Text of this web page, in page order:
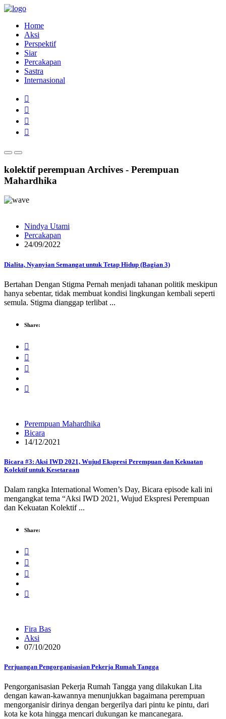
Home
Aksi
Perspektif
Siar
Percakapan
Sastra
Internasional
kolektif perempuan Archives - Perempuan
Mahardhika
Nindya Utami
Percakapan
24/09/2022
Dialita, Nyanyian Semangat untuk Tetap Hidup (Bagian 3)
Bertahan Dengan Stigma Pernah menjadi tahanan politik meskipun
hanya sebentar, tidak membuat kondisi lingkungan kembali seperti
semula. Stigma dianggap terlibat ...
Share:
Perempuan Mahardhika
Bicara
14/12/2021
Bicara #3: Aksi IWD 2021, Wujud Ekspresi Perempuan dan Kekuatan
Kolektif untuk Kesetaraan
Dalam rangka International Women’s Day, Bicara episode kali ini
mengangkat tema “Aksi IWD 2021, Wujud Ekspresi Perempuan
dan Kekuatan Kolektif ...
Share:
Fira Bas
Aksi
07/10/2020
Perjuangan Pengorganisasian Pekerja Rumah Tangga
Pengorganisasian Pekerja Rumah Tangga yang dilakukan Lita
dengan kawan-kawannya menunjukkan bagaimana perempuan
mengorganisir dirinya dengan bergerilya dari pintu ke pintu, dari
kota ke kota hingga mencari dukungan ke mancanegara.